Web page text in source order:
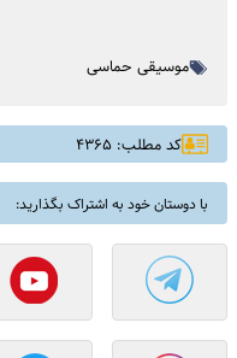
موسیقی حماسی
کد مطلب: ۴۳۶۵
با دوستان خود به اشتراک بگذارید: